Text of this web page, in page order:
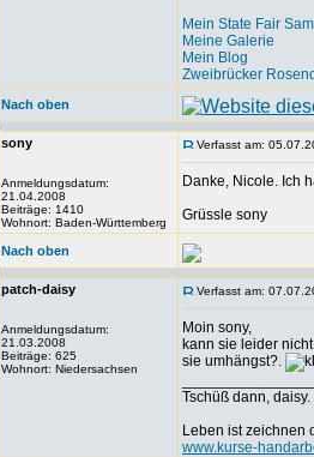
Mein State Fair
Meine Galerie
Mein Blog
Zweibrücker
Nach oben
sony
Anmeldungsdatum:
21.04.2008
Beiträge: 1410
Wohnort: Baden-Württemberg
Verfasst am:
Danke, Nicole. Ich
Grüssle sony
Nach oben
patch-daisy
Anmeldungsdatum:
21.03.2008
Beiträge: 625
Wohnort: Niedersachsen
Verfasst am:
Moin sony,
kann sie leider
sie umhängst?.
Tschüß dann, daisy.
Leben ist zeichnen
www.kurse-